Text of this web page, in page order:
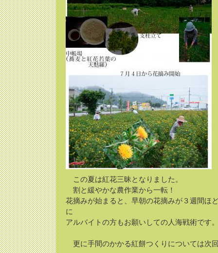
この夏は紅花三昧となりました。
割と緩やかな農作業から一転！
花摘みが始まると、早朝の花摘みが３週間ほ
に
アルバイトの方もお願いしての人海戦術です
更に手間のかかる紅餅つくりについては次